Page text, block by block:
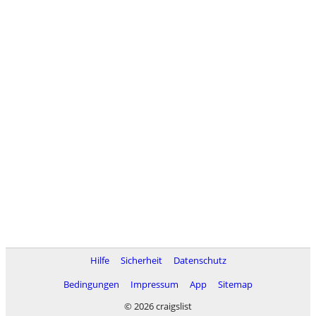
Hilfe Sicherheit
Datenschutz
Bedingungen
Impressum App
Sitemap
© 2026 craigslist